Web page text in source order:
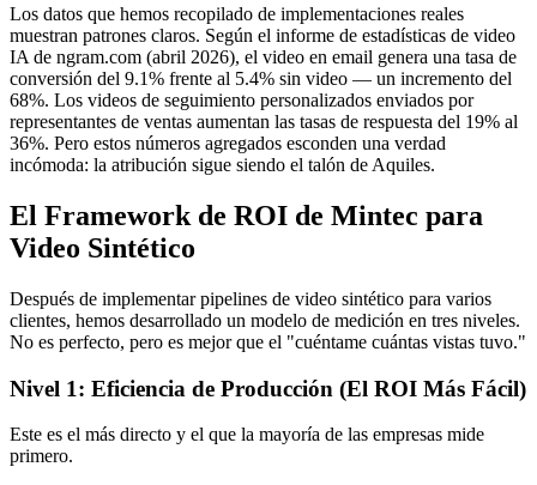
Los datos que hemos recopilado de implementaciones reales
muestran patrones claros. Según el informe de estadísticas de video
IA de ngram.com (abril 2026), el video en email genera una tasa de
conversión del 9.1% frente al 5.4% sin video — un incremento del
68%. Los videos de seguimiento personalizados enviados por
representantes de ventas aumentan las tasas de respuesta del 19% al
36%. Pero estos números agregados esconden una verdad
incómoda: la atribución sigue siendo el talón de Aquiles.
El Framework de ROI de Mintec para
Video Sintético
Después de implementar pipelines de video sintético para varios
clientes, hemos desarrollado un modelo de medición en tres niveles.
No es perfecto, pero es mejor que el "cuéntame cuántas vistas tuvo."
Nivel 1: Eficiencia de Producción (El ROI Más Fácil)
Este es el más directo y el que la mayoría de las empresas mide
primero.